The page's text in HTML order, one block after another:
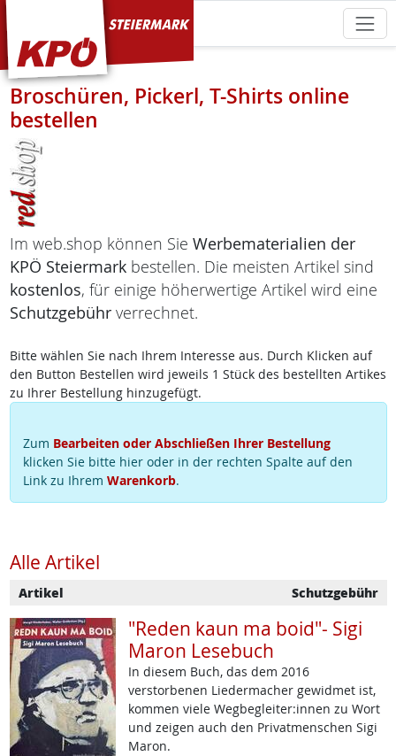
KPÖ Steiermark
Broschüren, Pickerl, T-Shirts online
bestellen
Im web.shop können Sie Werbematerialien der
KPÖ Steiermarkbestellen. Die meisten Artikel sind
kostenlos, für einige höherwertige Artikel wird eine
Schutzgebührverrechnet.
Bitte wählen Sie nach Ihrem Interesse aus. Durch Klicken auf
den Button Bestellen wird jeweils 1 Stück des bestellten Artikes
zu Ihrer Bestellung hinzugefügt.
Zum Bearbeiten oder Abschließen Ihrer Bestellung
klicken Sie bitte hier oder in der rechten Spalte auf den
Link zu Ihrem Warenkorb.
Alle Artikel
Artikel Schutzgebühr
"Reden kaun ma boid"- Sigi
Maron Lesebuch
In diesem Buch, das dem 2016
verstorbenen Liedermacher gewidmet ist,
kommen viele Wegbegleiter:innen zu Wort
und zeigen auch den Privatmenschen Sigi
Maron.